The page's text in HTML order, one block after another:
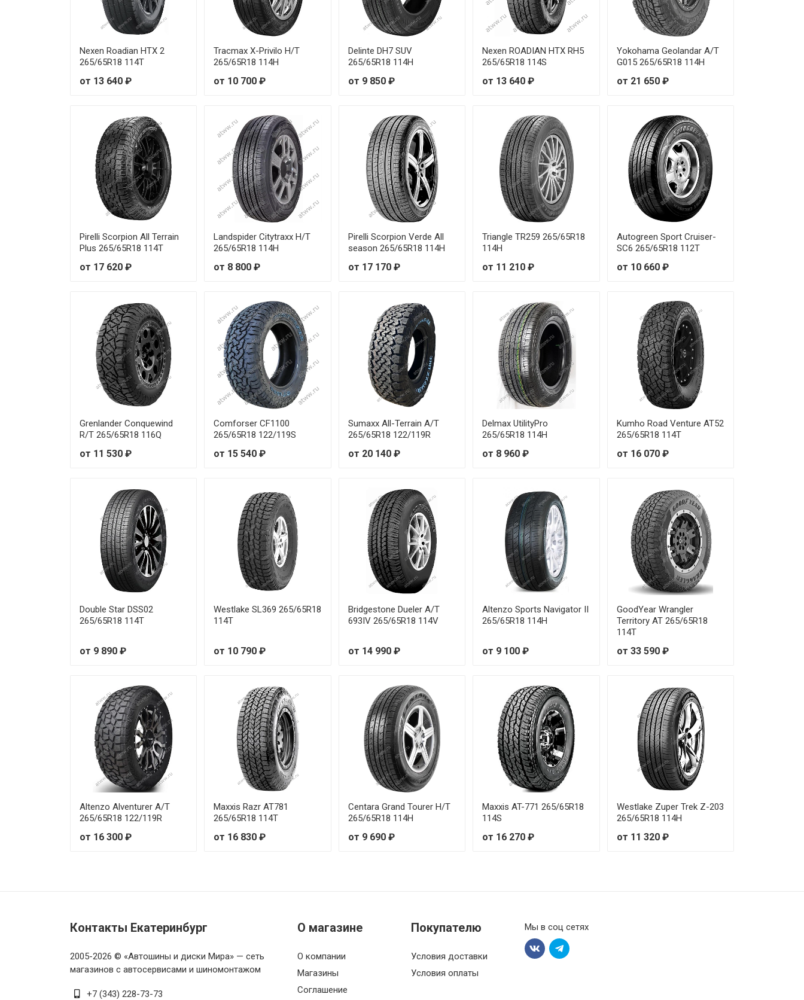
Nexen Roadian HTX 2
265/65R18 114T
от 13 640 ₽
Tracmax X-Privilo H/T
265/65R18 114H
от 10 700 ₽
Delinte DH7 SUV
265/65R18 114H
от 9 850 ₽
Nexen ROADIAN HTX RH5
265/65R18 114S
от 13 640 ₽
Yokohama Geolandar A/T
G015 265/65R18 114H
от 21 650 ₽
Pirelli Scorpion All Terrain
Plus 265/65R18 114T
от 17 620 ₽
Landspider Citytraxx H/T
265/65R18 114H
от 8 800 ₽
Pirelli Scorpion Verde All
season 265/65R18 114H
от 17 170 ₽
Triangle TR259 265/65R18
114H
от 11 210 ₽
Autogreen Sport Cruiser-
SC6 265/65R18 112T
от 10 660 ₽
Grenlander Conquewind
R/T 265/65R18 116Q
от 11 530 ₽
Comforser CF1100
265/65R18 122/119S
от 15 540 ₽
Sumaxx All-Terrain A/T
265/65R18 122/119R
от 20 140 ₽
Delmax UtilityPro
265/65R18 114H
от 8 960 ₽
Kumho Road Venture AT52
265/65R18 114T
от 16 070 ₽
Double Star DSS02
265/65R18 114T
от 9 890 ₽
Westlake SL369 265/65R18
114T
от 10 790 ₽
Bridgestone Dueler A/T
693IV 265/65R18 114V
от 14 990 ₽
Altenzo Sports Navigator II
265/65R18 114H
от 9 100 ₽
GoodYear Wrangler
Territory AT 265/65R18
114T
от 33 590 ₽
Altenzo Alventurer A/T
265/65R18 122/119R
от 16 300 ₽
Maxxis Razr AT781
265/65R18 114T
от 16 830 ₽
Centara Grand Tourer H/T
265/65R18 114H
от 9 690 ₽
Maxxis AT-771 265/65R18
114S
от 16 270 ₽
Westlake Zuper Trek Z-203
265/65R18 114H
от 11 320 ₽
Контакты Екатеринбург
2005-2026 © «Автошины и диски Мира» — сеть
магазинов с автосервисами и шиномонтажом
+7 (343) 228-73-73
О магазине
О компании
Магазины
Соглашение
Покупателю
Условия доставки
Условия оплаты
Мы в соц сетях